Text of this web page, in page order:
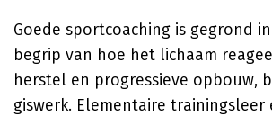
Goede sportcoaching is gegrond
begrip van hoe het lichaam
herstel en progressieve opbouw,
giswerk. Elementaire trainingsleer